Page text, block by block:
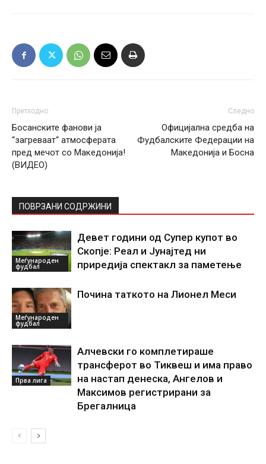
Претходно
Босанските фанови ја
“загреваат“ атмосферата
пред мечот со Македонија!
(ВИДЕО)
Следно
Официјална средба на
Фудбалските Федерации на
Македонија и Босна
ПОВРЗАНИ СОДРЖИНИ
Меѓународен
фудбал
Девет години од Супер купот во
Скопје: Реал и Јунајтед ни
приредија спектакл за паметење
Меѓународен
фудбал
Почина таткото на Лионел Меси
Прва лига
Алчевски го комплетираше
трансферот во Тиквеш и има право
на настап денеска, Ангелов и
Максимов регистрирани за
Брегалница